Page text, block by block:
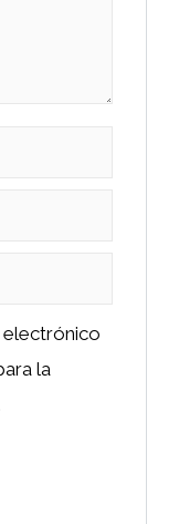
electrónico
la